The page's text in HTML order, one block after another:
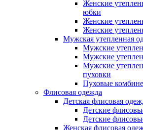
Женские
юбки
Женские
Женские
Мужская утепленная
Мужские
Мужские
Мужские
пуховки
Пуховые
Флисовая одежда
Детская флисовая
Детские
Детские
Женская флисовая